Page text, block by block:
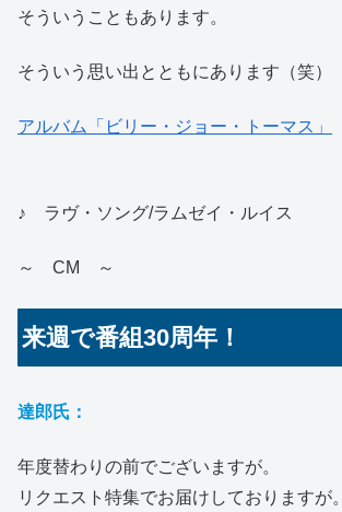
そういうこともあります。
そういう思い出とともにあります（笑）
アルバム「ビリー・ジョー・トーマス」
♪ ラヴ・ソング/ラムゼイ・ルイス
～ CM ～
来週で番組30周年！
達郎氏：
年度替わりの前でございますが。
リクエスト特集でお届けしておりますが。